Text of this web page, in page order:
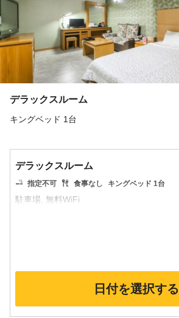
デラックスルーム
キングベッド 1台
デラックスルーム
指定不可 食事なし キングベッド 1台
日付を選択する